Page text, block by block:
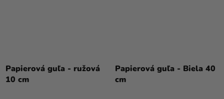
Papierová guľa - ružová
10 cm
Papierová guľa - Biela 40
cm